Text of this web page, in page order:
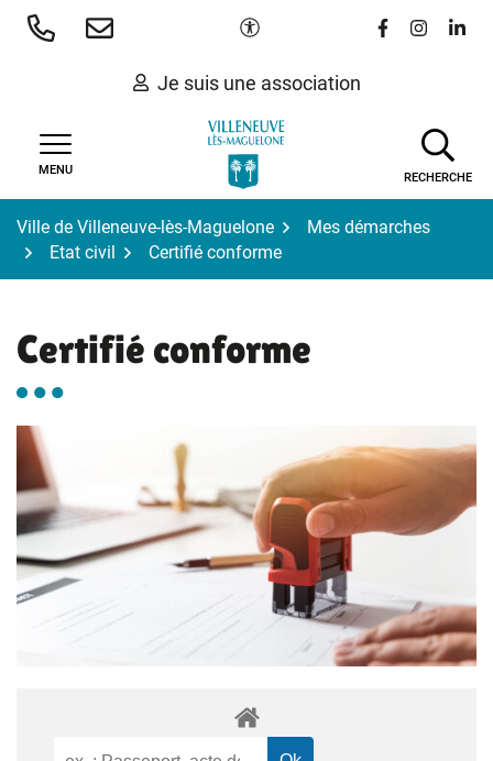
Aller
Paramètres d'accessibilité
Lien vers le
Lien vers
Lien
Je suis une association
MENU
RECHERCHE
Ville de Villeneuve-lès-Maguelone
Mes démarches
Etat civil
Certifié conforme
Certifié conforme